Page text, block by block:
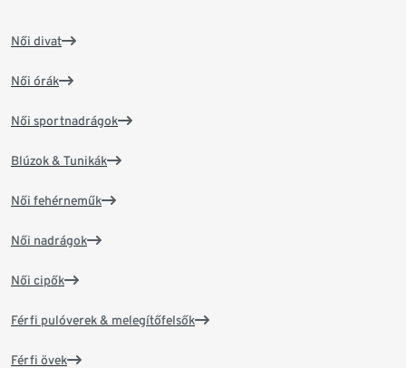
Női divat
Női órák
Női sportnadrágok
Blúzok & Tunikák
Női fehérneműk
Női nadrágok
Női cipők
Férfi pulóverek & melegítőfelsők
Férfi övek